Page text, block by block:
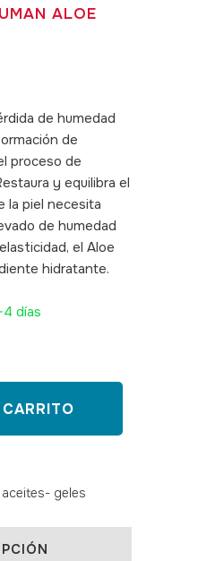
ALOE
de humedad
de
proceso de
y equilibra el
la piel necesita
de humedad
el Aloe
hidratante.
días
geles